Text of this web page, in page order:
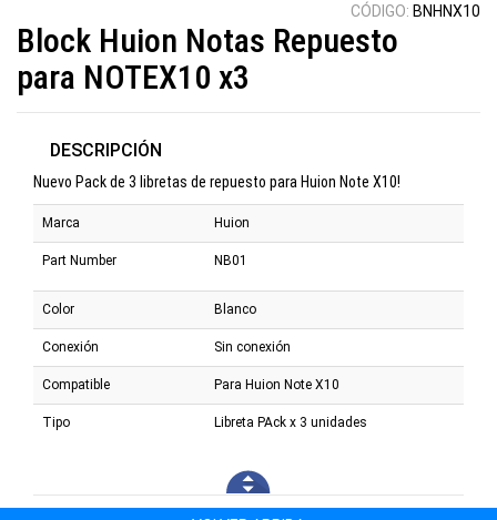
CÓDIGO: BNHNX10
Block Huion Notas Repuesto
para NOTEX10 x3
DESCRIPCIÓN
Nuevo Pack de 3 libretas de repuesto para Huion Note X10!
Marca Huion
Part Number NB01
Color Blanco
Conexión Sin conexión
Compatible Para Huion Note X10
Tipo Libreta PAck x 3 unidades